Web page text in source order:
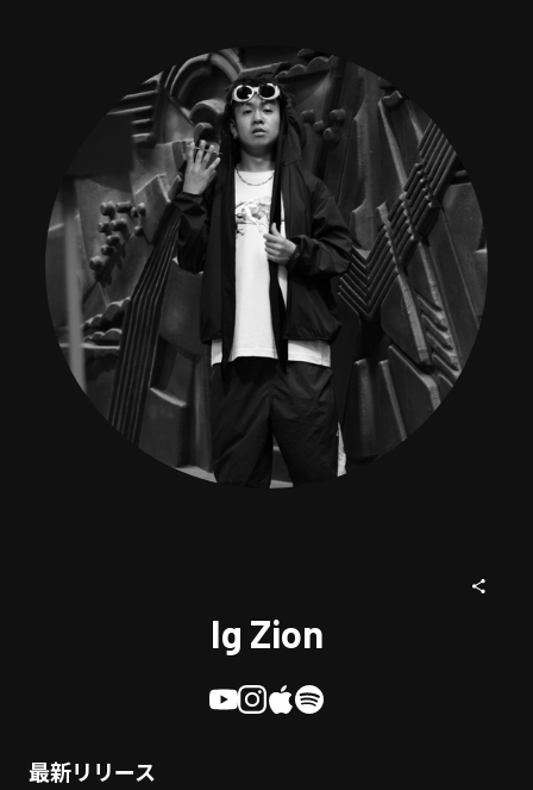
Ig Zion
最新リリース